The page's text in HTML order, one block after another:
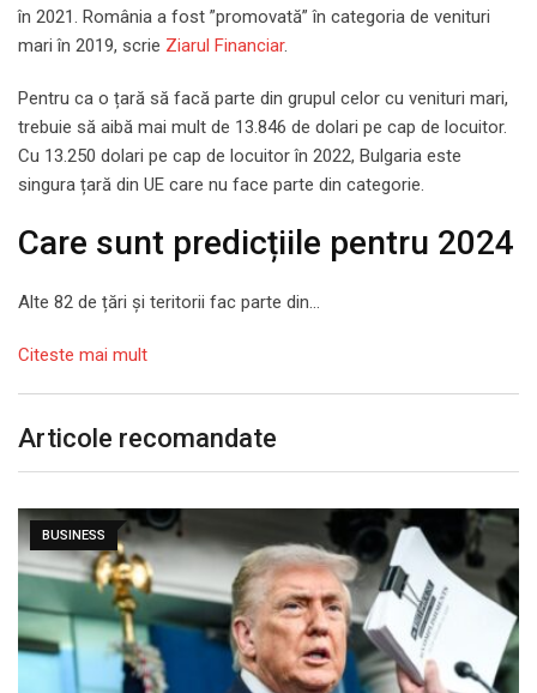
în 2021. România a fost ”promovată” în categoria de venituri
mari în 2019, scrie Ziarul Financiar.
Pentru ca o țară să facă parte din grupul celor cu venituri mari,
trebuie să aibă mai mult de 13.846 de dolari pe cap de locuitor.
Cu 13.250 dolari pe cap de locuitor în 2022, Bulgaria este
singura țară din UE care nu face parte din categorie.
Care sunt predicțiile pentru 2024
Alte 82 de țări și teritorii fac parte din…
Citeste mai mult
Articole recomandate
BUSINESS
„Produsele și serviciile care utilizează A.I. mă fac…
august 5, 2026